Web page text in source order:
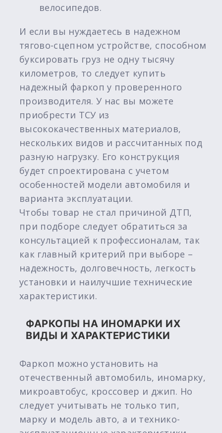
велосипедов.
И если вы нуждаетесь в надежном
тягово-сцепном устройстве, способном
буксировать груз не одну тысячу
километров, то следует купить
надежный фаркоп у проверенного
производителя. У нас вы можете
приобрести ТСУ из
высококачественных материалов,
нескольких видов и рассчитанных под
разную нагрузку. Его конструкция
будет спроектирована с учетом
особенностей модели автомобиля и
варианта эксплуатации.
Чтобы товар не стал причиной ДТП,
при подборе следует обратиться за
консультацией к профессионалам, так
как главный критерий при выборе –
надежность, долговечность, легкость
установки и наилучшие технические
характеристики.
ФАРКОПЫ НА ИНОМАРКИ ИХ
ВИДЫ И ХАРАКТЕРИСТИКИ
Фаркоп можно установить на
отечественный автомобиль, иномарку,
микроавтобус, кроссовер и джип. Но
следует учитывать не только тип,
марку и модель авто, а и технико-